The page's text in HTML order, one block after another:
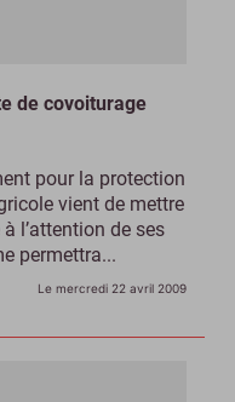
de covoiturage
pour la protection
vient de mettre
l’attention de ses
permettra...
Le mercredi 22 avril 2009